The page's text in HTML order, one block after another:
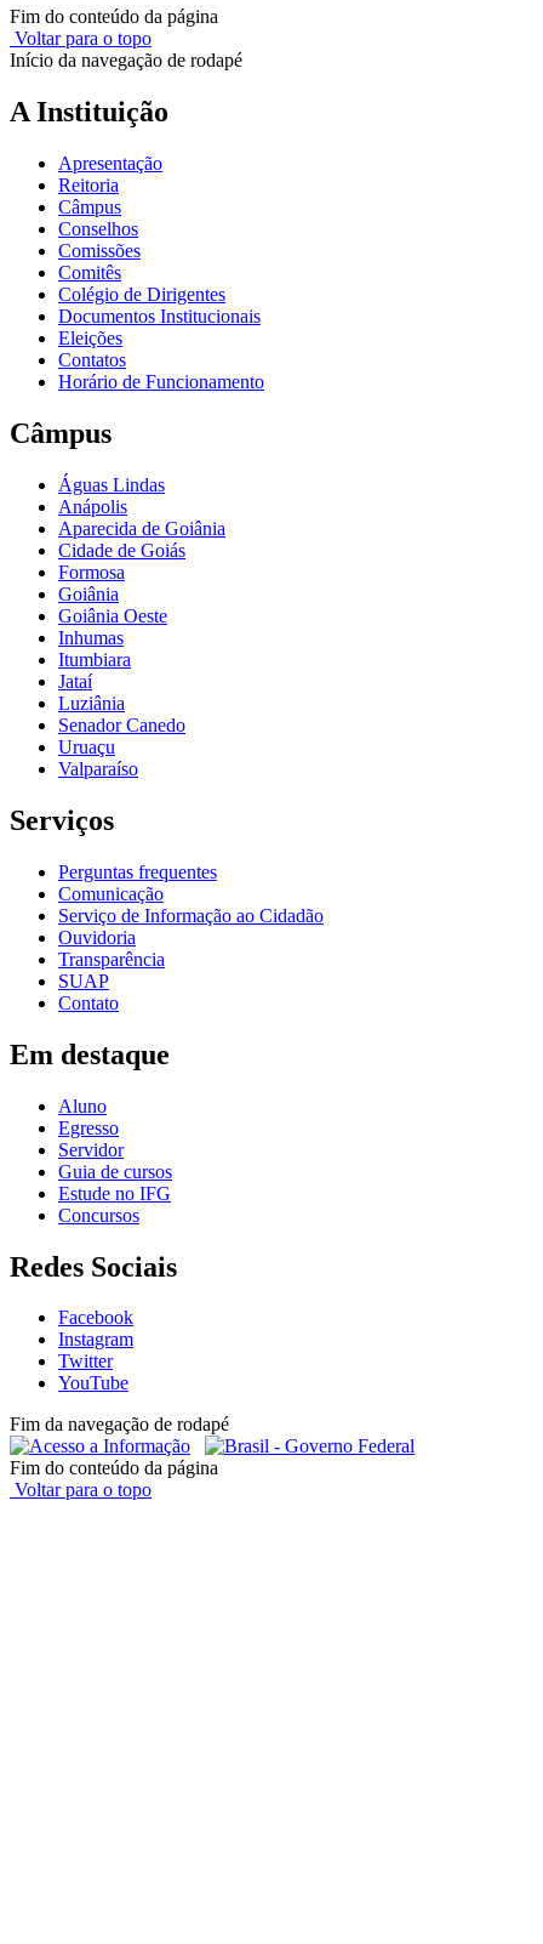
Fim do conteúdo da página
Voltar para o topo
Início da navegação de rodapé
A Instituição
Apresentação
Reitoria
Câmpus
Conselhos
Comissões
Comitês
Colégio de Dirigentes
Documentos Institucionais
Eleições
Contatos
Horário de Funcionamento
Câmpus
Águas Lindas
Anápolis
Aparecida de Goiânia
Cidade de Goiás
Formosa
Goiânia
Goiânia Oeste
Inhumas
Itumbiara
Jataí
Luziânia
Senador Canedo
Uruaçu
Valparaíso
Serviços
Perguntas frequentes
Comunicação
Serviço de Informação ao Cidadão
Ouvidoria
Transparência
SUAP
Contato
Em destaque
Aluno
Egresso
Servidor
Guia de cursos
Estude no IFG
Concursos
Redes Sociais
Facebook
Instagram
Twitter
YouTube
Fim da navegação de rodapé
Fim do conteúdo da página
Voltar para o topo